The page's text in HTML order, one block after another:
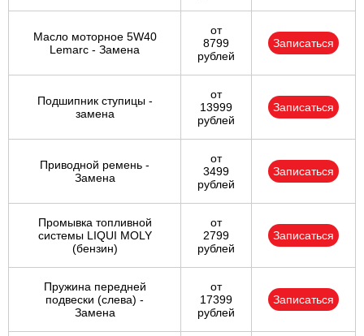
Масло моторное 5W40
Lemarc - Замена
от
8799
рублей
Записаться
Подшипник ступицы -
замена
от
13999
рублей
Записаться
Приводной ремень -
Замена
от
3499
рублей
Записаться
Промывка топливной
системы LIQUI MOLY
(бензин)
от
2799
рублей
Записаться
Пружина передней
подвески (слева) -
Замена
от
17399
рублей
Записаться